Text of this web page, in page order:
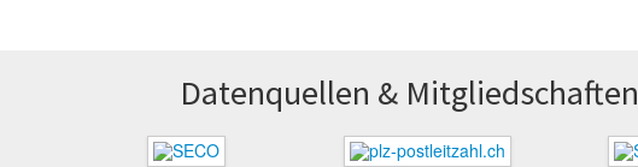
Datenquellen & Mitglied­schaften